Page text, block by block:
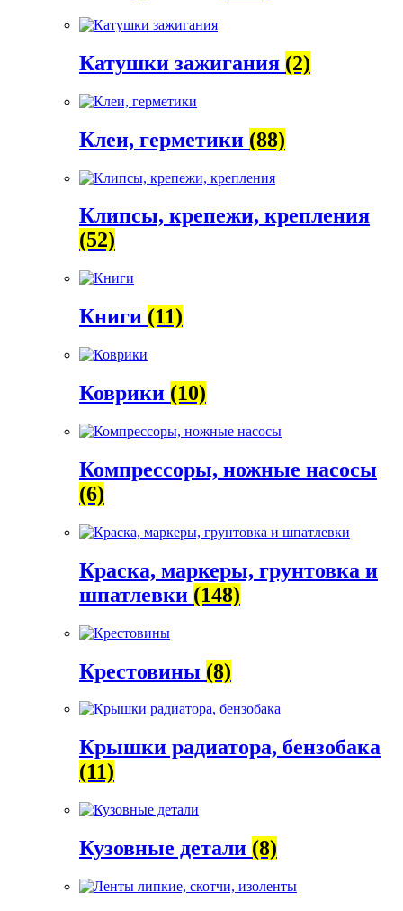
Катушки зажигания (2)
Клеи, герметики (88)
Клипсы, крепежи, крепления
(52)
Книги (11)
Коврики (10)
Компрессоры, ножные насосы
(6)
Краска, маркеры, грунтовка и
шпатлевки (148)
Крестовины (8)
Крышки радиатора, бензобака
(11)
Кузовные детали (8)